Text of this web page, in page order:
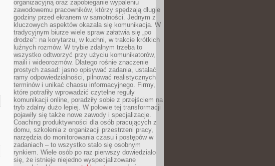
organizacyjną oraz zapobieganie wypaleniu
zawodowemu pracowników, którzy spędzają długie
godziny przed ekranem w samotności. Jednym z
kluczowych aspektów okazała się komunikacja. W
tradycyjnym biurze wiele spraw załatwia się „po
drodze”: na korytarzu, w kuchni, w trakcie krótkich
luźnych rozmów. W trybie zdalnym trzeba to
wszystko odtworzyć przy użyciu komunikatorów,
maili i wideorozmów. Dlatego rośnie znaczenie
prostych zasad: jasno opisywać zadania, ustalać
ramy odpowiedzialności, pilnować realistycznych
terminów i unikać chaosu informacyjnego. Firmy,
które potrafiły wprowadzić czytelne reguły
komunikacji online, poradziły sobie z przejściem na
tryb zdalny dużo lepiej. W połowie tej transformacji
pojawiły się także nowe zawody i specjalizacje.
Coaching produktywności dla osób pracujących z
domu, szkolenia z organizacji przestrzeni pracy,
narzędzia do monitorowania czasu i postępów w
zadaniach – to wszystko stało się osobnym
rynkiem. Wiele osób po raz pierwszy dowiedziało
się, że istnieje niejedno wyspecjalizowane